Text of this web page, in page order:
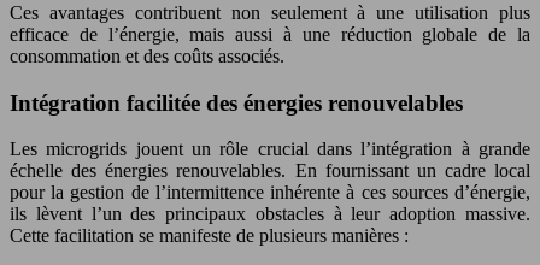
Ces avantages contribuent non seulement à une utilisation plus
efficace de l’énergie, mais aussi à une réduction globale de la
consommation et des coûts associés.
Intégration facilitée des énergies renouvelables
Les microgrids jouent un rôle crucial dans l’intégration à grande
échelle des énergies renouvelables. En fournissant un cadre local
pour la gestion de l’intermittence inhérente à ces sources d’énergie,
ils lèvent l’un des principaux obstacles à leur adoption massive.
Cette facilitation se manifeste de plusieurs manières :